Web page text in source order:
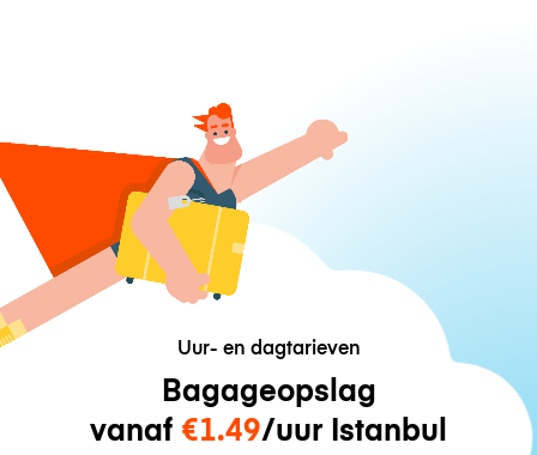
Uur- en dagtarieven
Bagageopslag
vanaf €1.49/uur Istanbul